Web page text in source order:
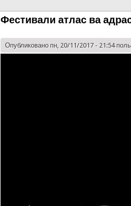
Фестивали атлас ва
Опубликовано пн, 20/11/2017 - 21:54